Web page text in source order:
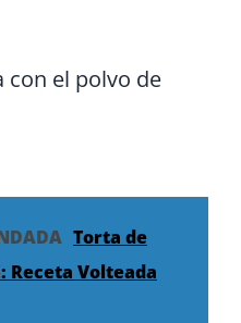
con el polvo de
Torta de
Receta Volteada